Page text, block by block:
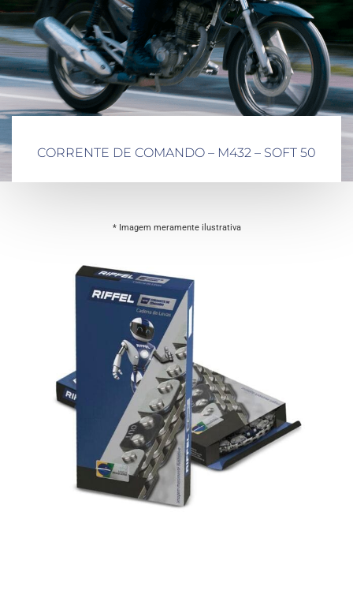
CORRENTE DE COMANDO – M432 – SOFT 50
* Imagem meramente ilustrativa